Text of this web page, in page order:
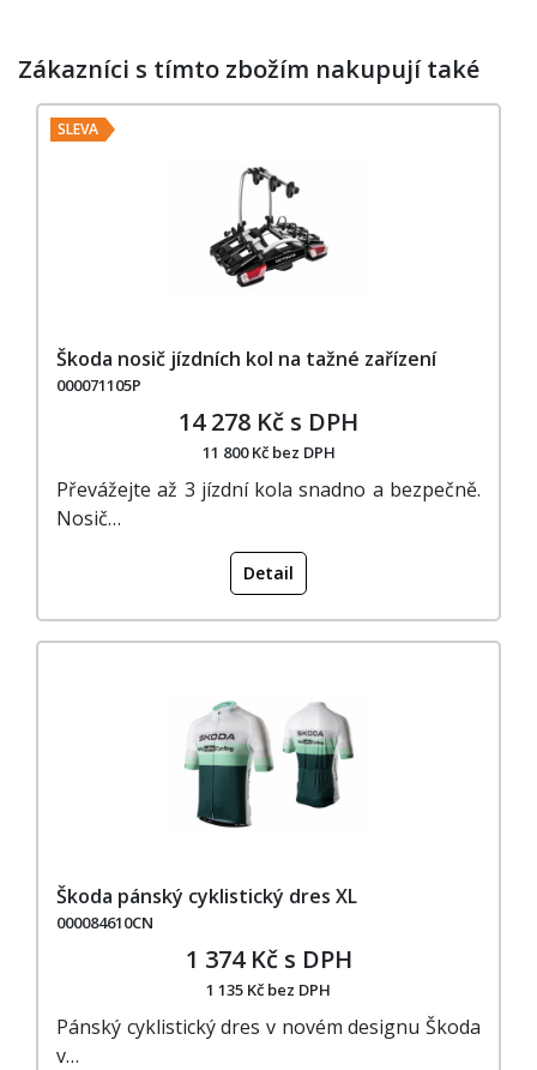
Zákazníci s tímto zbožím nakupují také
SLEVA
Škoda nosič jízdních kol na tažné zařízení
000071105P
14 278 Kč s DPH
11 800 Kč bez DPH
Převážejte až 3 jízdní kola snadno a bezpečně.
Nosič…
Detail
Škoda pánský cyklistický dres XL
000084610CN
1 374 Kč s DPH
1 135 Kč bez DPH
Pánský cyklistický dres v novém designu Škoda
v…